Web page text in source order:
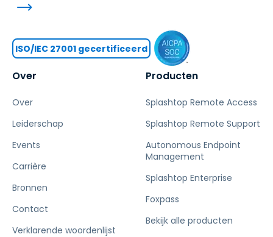
Over
Over
Leiderschap
Events
Carrière
Bronnen
Contact
Verklarende woordenlijst
Producten
Splashtop Remote Access
Splashtop Remote Support
Autonomous Endpoint
Management
Splashtop Enterprise
Foxpass
Bekijk alle producten
ISO/IEC 27001 gecertificeerd